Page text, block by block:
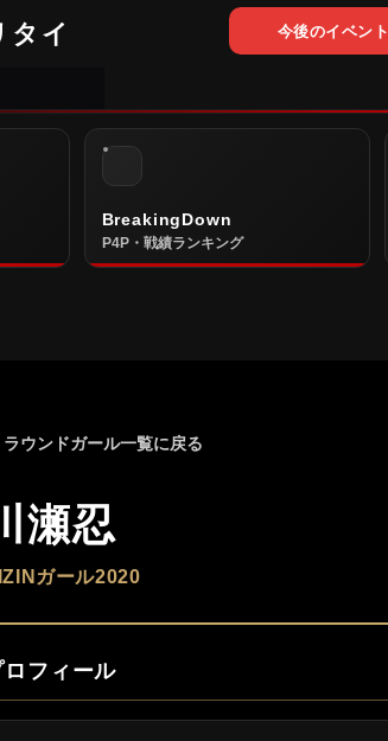
タイ 今後のイベント
BreakingDown
P4P・戦績ランキング
ウンドガール一覧に戻る
瀬忍
ガール2020
ロフィール